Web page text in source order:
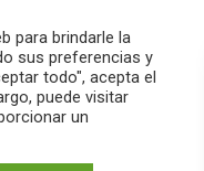
menu pause PLAY
para brindarle la
sus preferencias y
todo", acepta el
puede visitar
un